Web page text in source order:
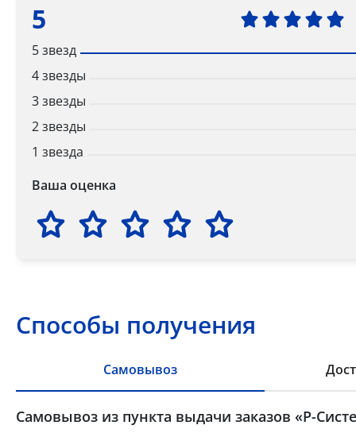
5
5 звезд
4 звезды
3 звезды
2 звезды
1 звезда
Ваша оценка
Способы получения
Самовывоз
Самовывоз из пункта выдачи заказов «Р-